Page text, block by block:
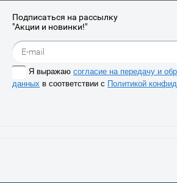
Подписаться на рассылку
"Акции и новинки!"
Я выражаю согласие на передачу и
данных в соответствии с Политикой